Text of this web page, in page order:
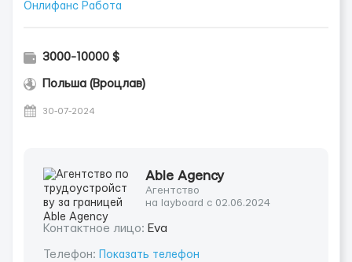
Онлифанс Работа
3000-10000 $
Польша (Вроцлав)
30-07-2024
Able Agency
Агентство
на layboard с 02.06.2024
Контактное лицо: Eva
Телефон: Показать телефон